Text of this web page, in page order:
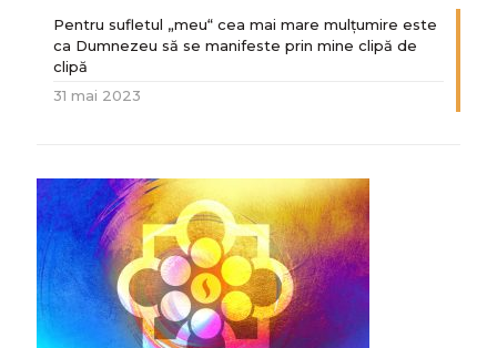
Pentru sufletul „meu“ cea mai mare mulțumire este
ca Dumnezeu să se manifeste prin mine clipă de
clipă
31 mai 2023